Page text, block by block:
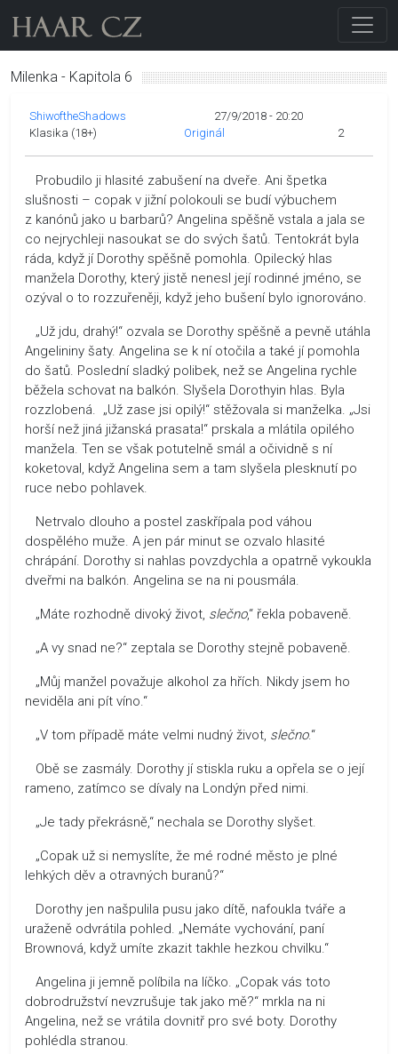
Milenka - Kapitola 6
ShiwoftheShadows
27/9/2018 - 20:20
Klasika (18+)
Originál 2
Probudilo ji hlasité zabušení na dveře. Ani špetka
slušnosti – copak v jižní polokouli se budí výbuchem
z kanónů jako u barbarů? Angelina spěšně vstala a jala se
co nejrychleji nasoukat se do svých šatů. Tentokrát byla
ráda, když jí Dorothy spěšně pomohla. Opilecký hlas
manžela Dorothy, který jistě nenesl její rodinné jméno, se
ozýval o to rozzuřeněji, když jeho bušení bylo ignorováno.
„Už jdu, drahý!“ ozvala se Dorothy spěšně a pevně utáhla
Angelininy šaty. Angelina se k ní otočila a také jí pomohla
do šatů. Poslední sladký polibek, než se Angelina rychle
běžela schovat na balkón. Slyšela Dorothyin hlas. Byla
rozzlobená. „Už zase jsi opilý!“ stěžovala si manželka. „Jsi
horší než jiná jižanská prasata!“ prskala a mlátila opilého
manžela. Ten se však potutelně smál a očividně s ní
koketoval, když Angelina sem a tam slyšela plesknutí po
ruce nebo pohlavek.
Netrvalo dlouho a postel zaskřípala pod váhou
dospělého muže. A jen pár minut se ozvalo hlasité
chrápání. Dorothy si nahlas povzdychla a opatrně vykoukla
dveřmi na balkón. Angelina se na ni pousmála.
„Máte rozhodně divoký život, slečno,“ řekla pobaveně.
„A vy snad ne?“ zeptala se Dorothy stejně pobaveně.
„Můj manžel považuje alkohol za hřích. Nikdy jsem ho
neviděla ani pít víno.“
„V tom případě máte velmi nudný život, slečno.“
Obě se zasmály. Dorothy jí stiskla ruku a opřela se o její
rameno, zatímco se dívaly na Londýn před nimi.
„Je tady překrásně,“ nechala se Dorothy slyšet.
„Copak už si nemyslíte, že mé rodné město je plné
lehkých děv a otravných buranů?“
Dorothy jen našpulila pusu jako dítě, nafoukla tváře a
uraženě odvrátila pohled. „Nemáte vychování, paní
Brownová, když umíte zkazit takhle hezkou chvilku.“
Angelina ji jemně políbila na líčko. „Copak vás toto
dobrodružství nevzrušuje tak jako mě?“ mrkla na ni
Angelina, než se vrátila dovnitř pro své boty. Dorothy
pohlédla stranou.